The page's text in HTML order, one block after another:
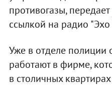
противогазы, передает
ссылкой на радио
Уже в отделе полиции
работают в фирме,
в столичных